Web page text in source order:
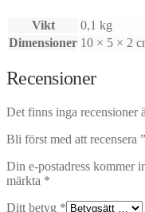
Vikt
0,1 kg
Dimensioner 10 × 5 × 2
Recensioner
Det finns inga recensioner
Bli först med att recensera
Din e-postadress kommer
märkta *
Ditt betyg *